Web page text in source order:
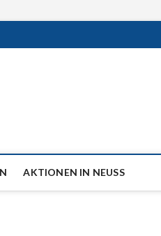
AKTIONEN IN NEUSS